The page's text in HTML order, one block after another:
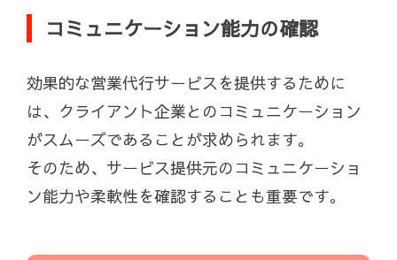
コミュニケーション能力の確認
効果的な営業代行サービスを提供するために
は、クライアント企業とのコミュニケーション
がスムーズであることが求められます。
そのため、サービス提供元のコミュニケーショ
ン能力や柔軟性を確認することも重要です。